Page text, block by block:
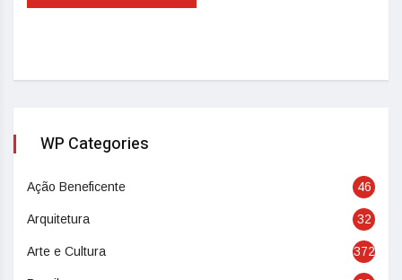
WP Categories
Ação Beneficente 46
Arquitetura 32
Arte e Cultura 372